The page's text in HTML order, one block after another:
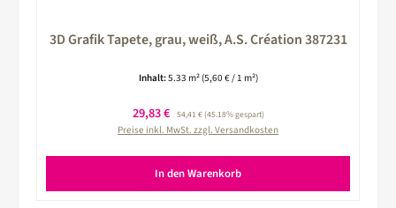
3D Grafik Tapete, grau, weiß, A.S. Création 387231
Inhalt:5.33 m² (5,60 € / 1 m²)
Verkaufspreis:
29,83 € Regulärer Preis:
54,41 €(45.18% gespart)
Preise inkl. MwSt. zzgl. Versandkosten
In den Warenkorb